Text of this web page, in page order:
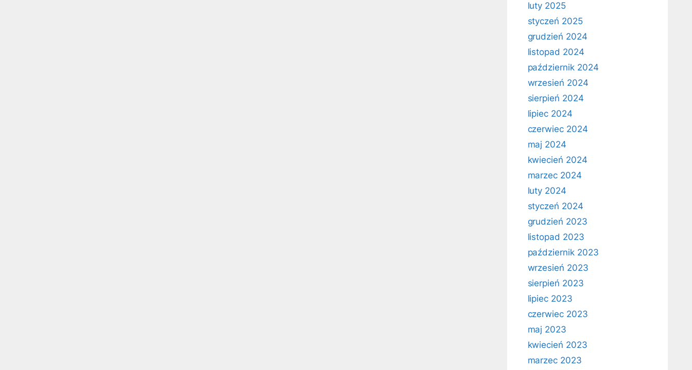
luty 2025
styczeń 2025
grudzień 2024
listopad 2024
październik 2024
wrzesień 2024
sierpień 2024
lipiec 2024
czerwiec 2024
maj 2024
kwiecień 2024
marzec 2024
luty 2024
styczeń 2024
grudzień 2023
listopad 2023
październik 2023
wrzesień 2023
sierpień 2023
lipiec 2023
czerwiec 2023
maj 2023
kwiecień 2023
marzec 2023